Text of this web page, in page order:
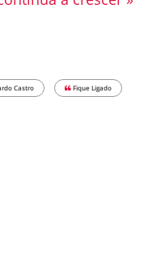
Castro Fique Ligado